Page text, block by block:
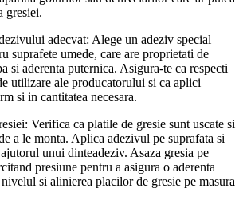
gresiei.
adecvat: Alege un adeziv special
suprafete umede, care are proprietati de
si aderenta puternica. Asigura-te ca respecti
utilizare ale producatorului si ca aplici
si in cantitatea necesara.
Verifica ca platile de gresie sunt uscate si
a le monta. Aplica adezivul pe suprafata si
unui dinteadeziv. Asaza gresia pe
presiune pentru a asigura o aderenta
si alinierea placilor de gresie pe masura